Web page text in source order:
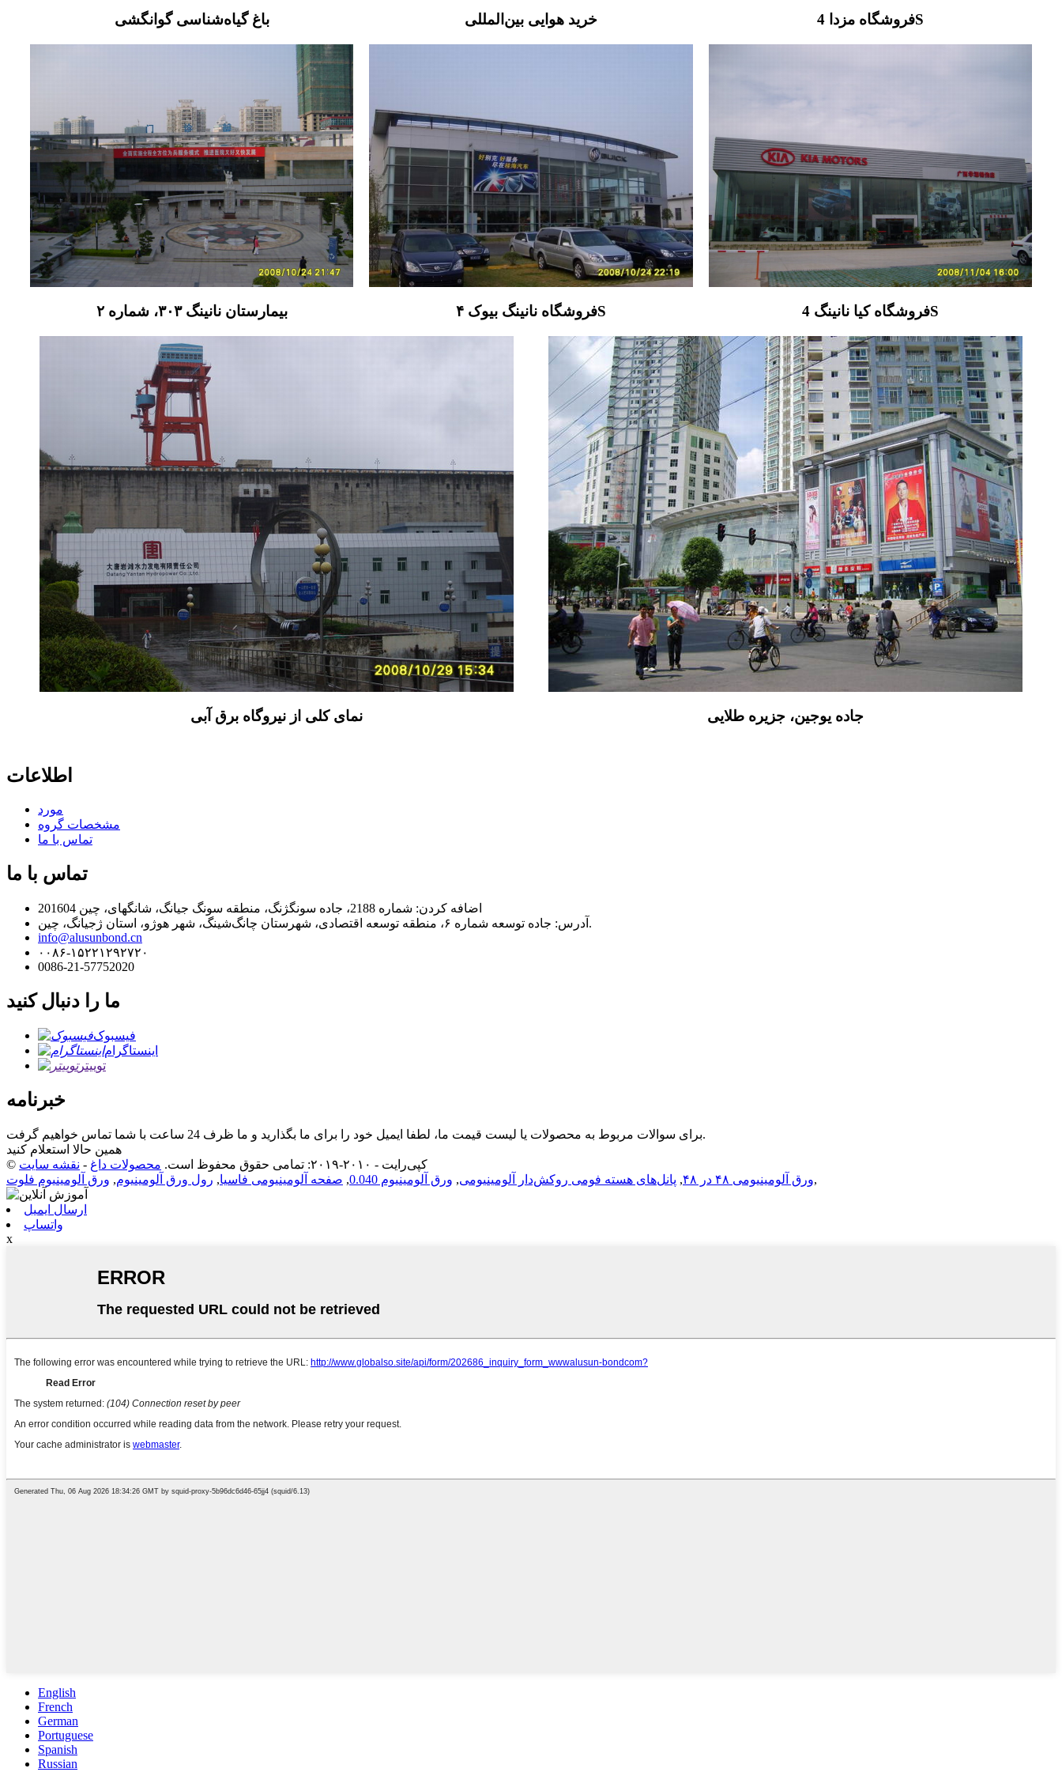
باغ گیاه‌شناسی گوانگشی خرید هوایی بین‌المللی فروشگاه مزدا 4S
بیمارستان نانینگ ۳۰۳، شماره ۲ فروشگاه نانینگ بیوک ۴S فروشگاه کیا نانینگ 4S
نمای کلی از نیروگاه برق آبی جاده یوجین، جزیره طلایی
اطلاعات
مورد
مشخصات گروه
تماس با ما
تماس با ما
اضافه کردن: شماره 2188، جاده سونگژنگ، منطقه سونگ جیانگ، شانگهای، چین 201604
آدرس: جاده توسعه شماره ۶، منطقه توسعه اقتصادی، شهرستان چانگ‌شینگ، شهر هوژو، استان ژجیانگ، چین.
info@alusunbond.cn
۰۰۸۶-۱۵۲۲۱۲۹۲۷۲۰
0086-21-57752020
ما را دنبال کنید
فیسبوک
اینستاگرام
توییتر
خبرنامه
برای سوالات مربوط به محصولات یا لیست قیمت ما، لطفا ایمیل خود را برای ما بگذارید و ما ظرف 24 ساعت با شما تماس خواهیم گرفت.
همین حالا استعلام کنید
© کپی‌رایت - ۲۰۱۰-۲۰۱۹: تمامی حقوق محفوظ است.
محصولات داغ - نقشه سایت
ورق آلومینیومی ۴۸ در ۴۸
, پانل‌های هسته فومی روکش‌دار آلومینیومی, ورق آلومینیوم 0.040 , صفحه آلومینیومی فاسیا, رول ورق آلومینیوم, ورق آلومینیوم فلوت ,
ارسال ایمیل
واتساپ
x
English
French
German
Portuguese
Spanish
Russian